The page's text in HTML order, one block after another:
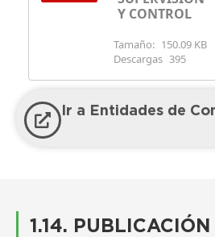
Y CONTROL
Tamaño: 150.09 KB
Descargas 395
Ir a Entidades de
1.14.